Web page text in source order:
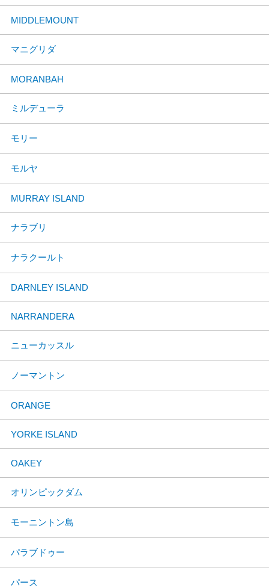
MIDDLEMOUNT
マニグリダ
MORANBAH
ミルデューラ
モリー
モルヤ
MURRAY ISLAND
ナラブリ
ナラクールト
DARNLEY ISLAND
NARRANDERA
ニューカッスル
ノーマントン
ORANGE
YORKE ISLAND
OAKEY
オリンピックダム
モーニントン島
パラブドゥー
パース